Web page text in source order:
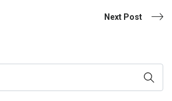
Next Post